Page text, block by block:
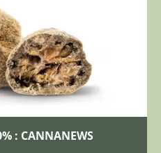
: CANNANEWS